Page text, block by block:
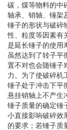
碳，煤等物料的中
轴承、销轴、锤架
锤子的形状与破碎
性、粒度等因素有
是延长锤子的使用
虽然达到了转子平
置不对也会随锤子
力。为了使破碎机
锤子处于冲击下平
悬挂销轴上不产生
锤子质量的确定锤
小直接影响破碎效
的要求；若锤子质